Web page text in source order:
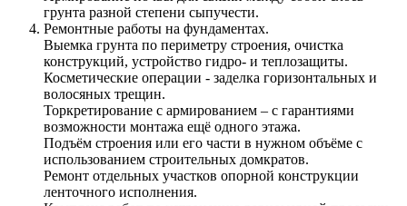
грунта разной степени сыпучести.
Ремонтные работы на фундаментах.
Выемка грунта по периметру строения, очистка
конструкций, устройство гидро- и теплозащиты.
Косметические операции - заделка горизонтальных и
волосяных трещин.
Торкретирование с армированием – с гарантиями
возможности монтажа ещё одного этажа.
Подъём строения или его части в нужном объёме с
использованием строительных домкратов.
Ремонт отдельных участков опорной конструкции
ленточного исполнения.